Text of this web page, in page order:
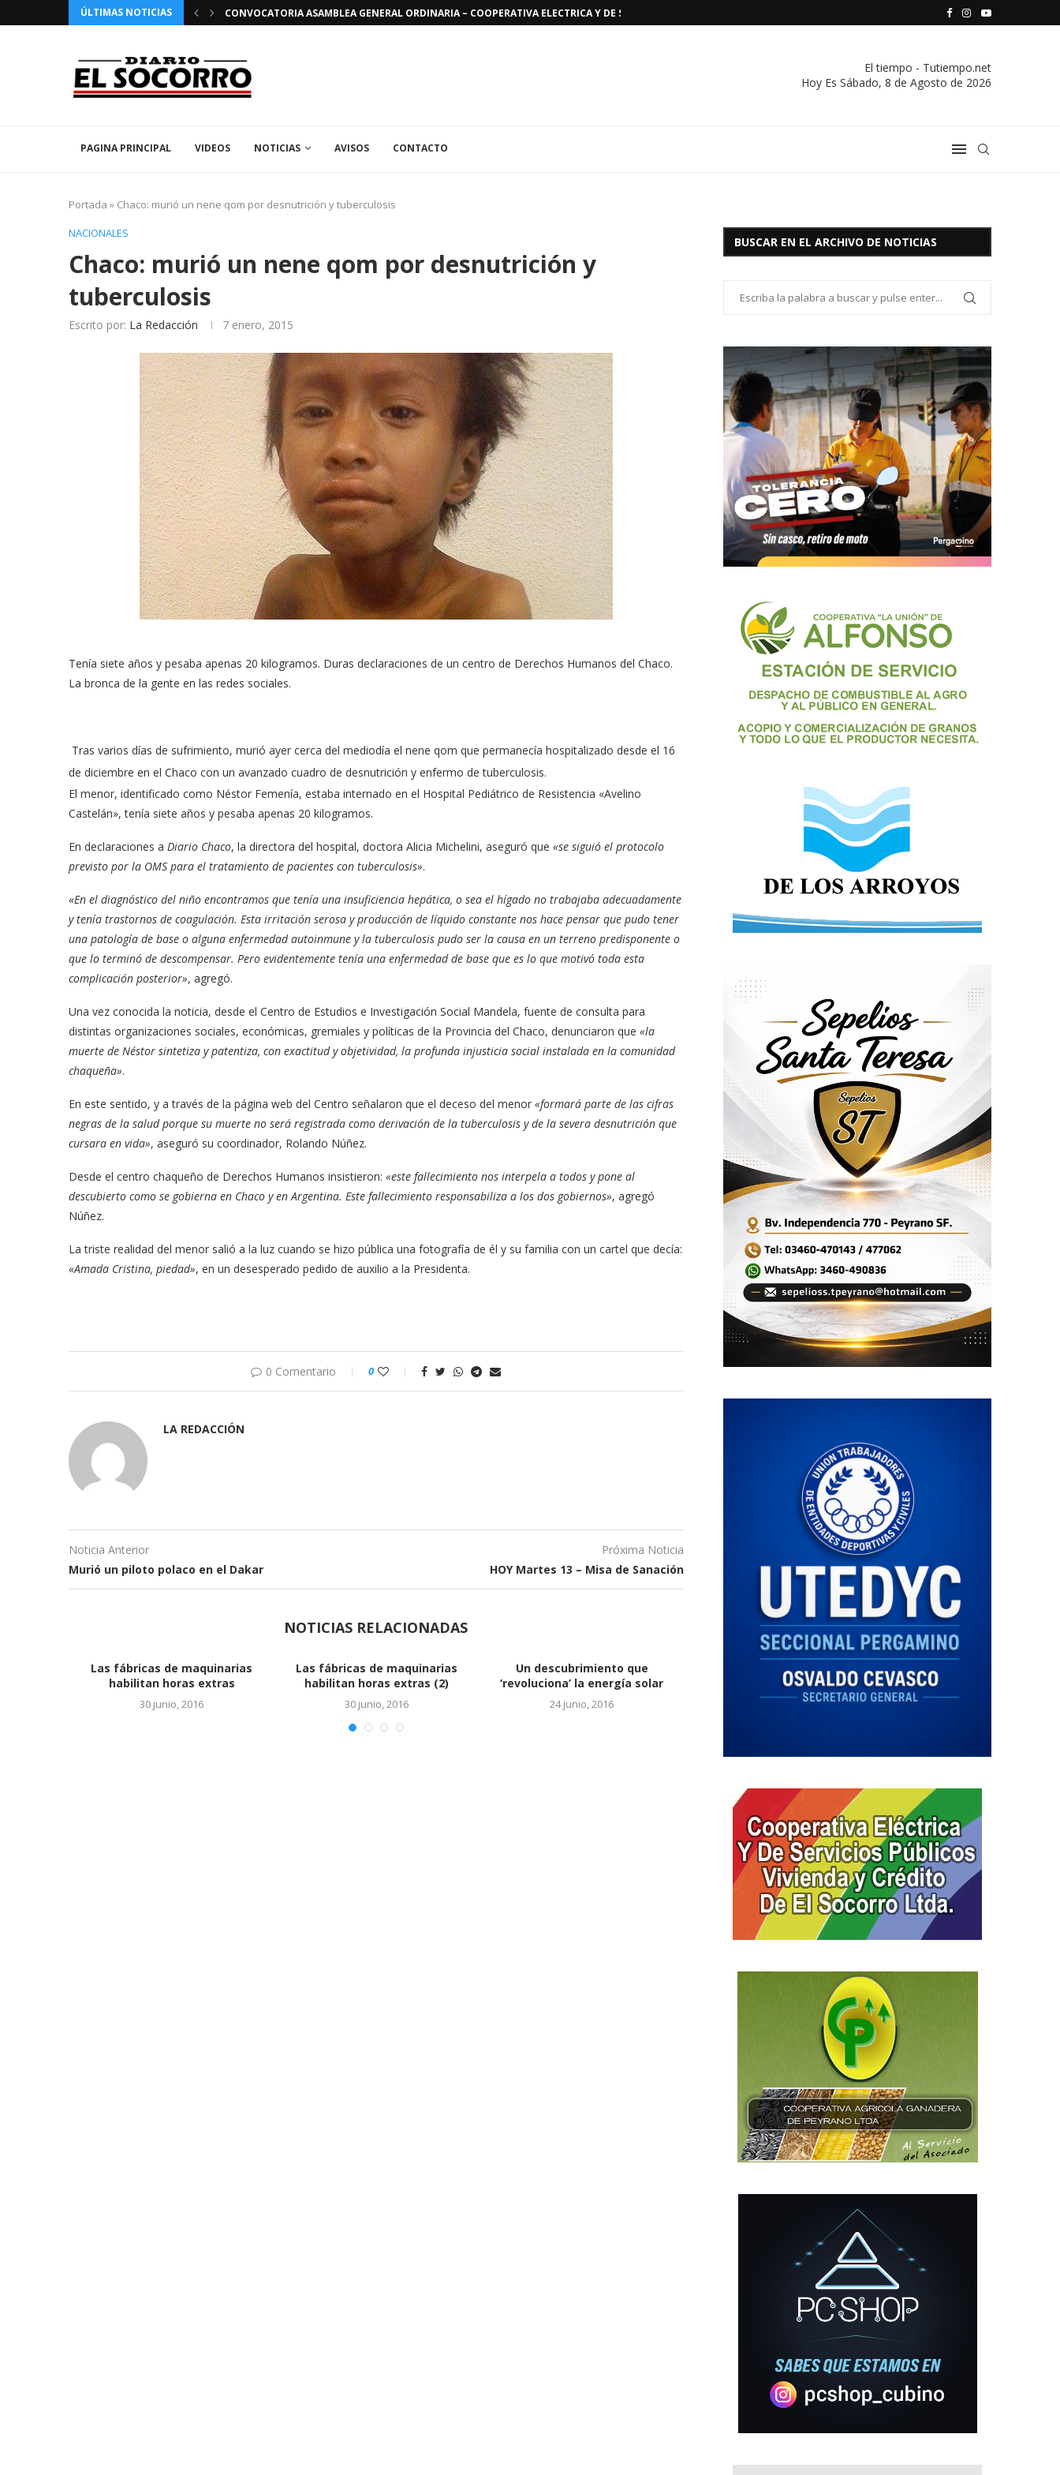
ÚLTIMAS NOTICIAS
PATRONALES 2026 EN EL SOCORRO CONVOCATORIA ASAMBLEA GENERAL ORDINARIA – COOPERATIVA ELECTRICA Y DE SERVICIOS PUBLICOS VIVIENDA Y CREDITO DE EL SOCORRO LTDA.
COMUNICADO IMPORTANTE DE LA COOPERATIVA
El tiempo - Tutiempo.net
Hoy Es Sábado, 8 de Agosto de 2026
PAGINA PRINCIPAL VIDEOS NOTICIAS AVISOS CONTACTO
Portada » Chaco: murió un nene qom por desnutrición y tuberculosis
NACIONALES
Chaco: murió un nene qom por desnutrición y
tuberculosis
Escrito por: La Redacción 7 enero, 2015
Tenía siete años y pesaba apenas 20 kilogramos. Duras declaraciones de un centro de Derechos Humanos del Chaco.
La bronca de la gente en las redes sociales.
Tras varios días de sufrimiento, murió ayer cerca del mediodía el nene qom que permanecía hospitalizado desde el 16
de diciembre en el Chaco con un avanzado cuadro de desnutrición y enfermo de tuberculosis.
El menor, identificado como Néstor Femenía, estaba internado en el Hospital Pediátrico de Resistencia «Avelino
Castelán», tenía siete años y pesaba apenas 20 kilogramos.
En declaraciones a Diario Chaco, la directora del hospital, doctora Alicia Michelini, aseguró que «se siguió el protocolo
previsto por la OMS para el tratamiento de pacientes con tuberculosis».
«En el diagnóstico del niño encontramos que tenía una insuficiencia hepática, o sea el hígado no trabajaba adecuadamente
y tenía trastornos de coagulación. Esta irritación serosa y producción de líquido constante nos hace pensar que pudo tener
una patología de base o alguna enfermedad autoinmune y la tuberculosis pudo ser la causa en un terreno predisponente o
que lo terminó de descompensar. Pero evidentemente tenía una enfermedad de base que es lo que motivó toda esta
complicación posterior», agregó.
Una vez conocida la noticia, desde el Centro de Estudios e Investigación Social Mandela, fuente de consulta para
distintas organizaciones sociales, económicas, gremiales y políticas de la Provincia del Chaco, denunciaron que «la
muerte de Néstor sintetiza y patentiza, con exactitud y objetividad, la profunda injusticia social instalada en la comunidad
chaqueña».
En este sentido, y a través de la página web del Centro señalaron que el deceso del menor «formará parte de las cifras
negras de la salud porque su muerte no será registrada como derivación de la tuberculosis y de la severa desnutrición que
cursara en vida», aseguró su coordinador, Rolando Núñez.
Desde el centro chaqueño de Derechos Humanos insistieron: «este fallecimiento nos interpela a todos y pone al
descubierto como se gobierna en Chaco y en Argentina. Este fallecimiento responsabiliza a los dos gobiernos», agregó
Núñez.
La triste realidad del menor salió a la luz cuando se hizo pública una fotografía de él y su familia con un cartel que decía:
«Amada Cristina, piedad», en un desesperado pedido de auxilio a la Presidenta.
0 Comentario 0
LA REDACCIÓN
Noticia Anterior
Murió un piloto polaco en el Dakar
Próxima Noticia
HOY Martes 13 – Misa de Sanación
NOTICIAS RELACIONADAS
Ya es oficial el acuerdo con
Monsanto
24 junio, 2016
Vinculan a hijos de Báez con
cuentas en...
24 junio, 2016
Las apps pisan cada vez más
fuerte en...
31 mayo, 2016
BRF anunció una inversión
BUSCAR EN EL ARCHIVO DE NOTICIAS